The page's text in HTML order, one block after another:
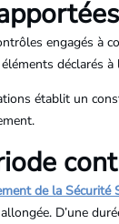
engagés à
déclarés à
établit un
de la Sécurité
D’une